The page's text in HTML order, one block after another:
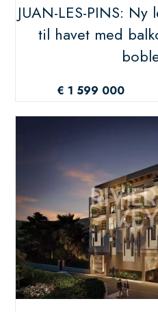
JUAN-LES-PINS:
til havet med
€ 1 599 000